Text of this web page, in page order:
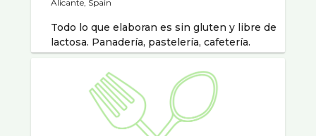
Alicante, Spain
Todo lo que elaboran es sin gluten y libre de
lactosa. Panadería, pastelería, cafetería.